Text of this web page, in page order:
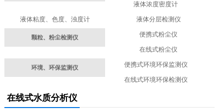
液体浓度密度计
液体粘度、色度、浊度计 液体分层检测仪
颗粒、粉尘检测仪 便携式粉尘仪
在线式粉尘仪
环境、环保监测仪 便携式环境环保监测仪
在线式环境环保检测仪
在线式水质分析仪